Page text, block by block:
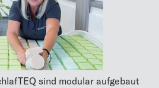
sind modular aufgebaut